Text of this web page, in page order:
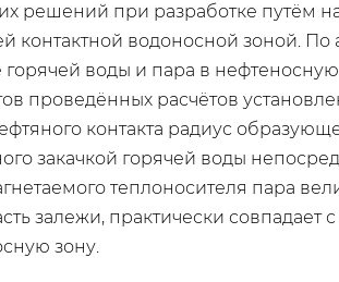
решений при разработке путём
контактной водоносной зоной.
воды и пара в
проведённых расчётов
контакта радиус
закачкой горячей воды
теплоносителя пара
залежи, практически
зону.